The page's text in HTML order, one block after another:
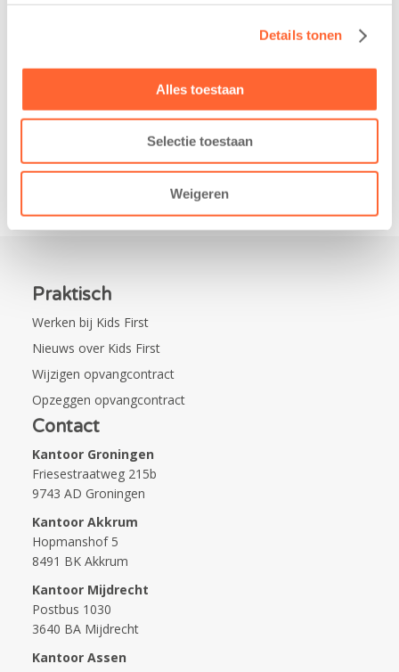
Details tonen
Alles toestaan
Selectie toestaan
Weigeren
nieuw
spotlight. Kids
nieuwe
naamsponsor
van…
Praktisch
Werken bij Kids First
Nieuws over Kids First
Wijzigen opvangcontract
Opzeggen opvangcontract
Contact
Kantoor Groningen
Friesestraatweg 215b
9743 AD Groningen
Kantoor Akkrum
Hopmanshof 5
8491 BK Akkrum
Kantoor Mijdrecht
Postbus 1030
3640 BA Mijdrecht
Kantoor Assen